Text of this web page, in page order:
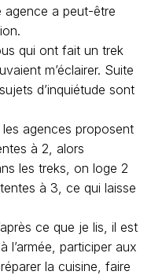
agence a peut-être
qui ont fait un trek
m’éclairer. Suite
d’inquiétude sont
agences proposent
à 2, alors
les treks, on loge 2
à 3, ce qui laisse
ce que je lis, il est
l’armée, participer aux
la cuisine, faire